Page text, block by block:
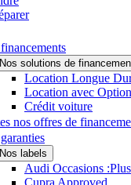
Nos solutions de
Location Longue
Location avec
Crédit voiture
nos offres de
Nos labels
Audi Occasions :Plus
Cupra Approved